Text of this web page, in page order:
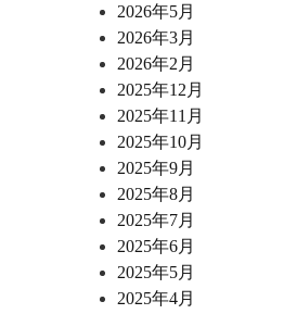
2026年5月
2026年3月
2026年2月
2025年12月
2025年11月
2025年10月
2025年9月
2025年8月
2025年7月
2025年6月
2025年5月
2025年4月